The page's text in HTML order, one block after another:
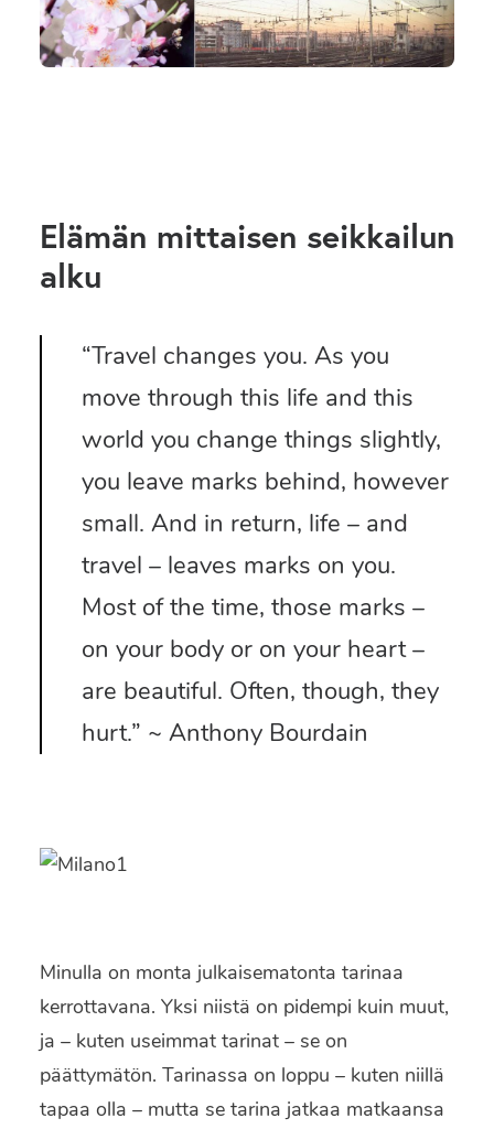
Elämän mittaisen seikkailun
alku
“Travel changes you. As you
move through this life and this
world you change things slightly,
you leave marks behind, however
small. And in return, life – and
travel – leaves marks on you.
Most of the time, those marks –
on your body or on your heart –
are beautiful. Often, though, they
hurt.” ~ Anthony Bourdain
Minulla on monta julkaisematonta tarinaa
kerrottavana. Yksi niistä on pidempi kuin muut,
ja – kuten useimmat tarinat – se on
päättymätön. Tarinassa on loppu – kuten niillä
tapaa olla – mutta se tarina jatkaa matkaansa